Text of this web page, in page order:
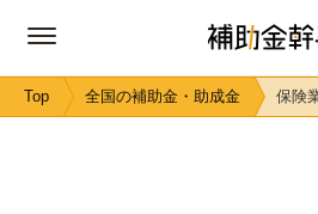
Top 全国の補助金・助成金 保険